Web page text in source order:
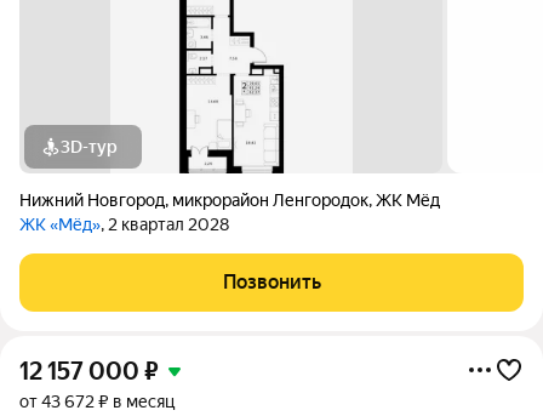
3D-тур
Нижний Новгород, микрорайон Ленгородок,ЖК Мёд
ЖК «Мёд», 2 квартал 2028
Позвонить
12 157 000 ₽
от 43 672 ₽ в месяц